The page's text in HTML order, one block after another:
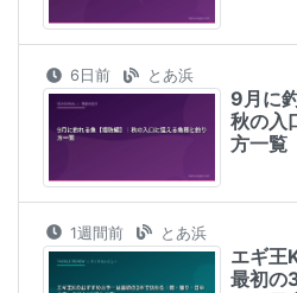
6日前 とあ浜
9月に
秋の入
方一覧
1週間前 とあ浜
エギ王
最初の